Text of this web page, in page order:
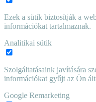
Ezek a sütik biztosítják a
információkat tartalmaznak.
Analitikai sütik
Szolgáltatásaink javítására
információkat gyűjt az Ön
Google Remarketing